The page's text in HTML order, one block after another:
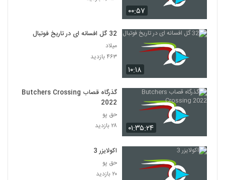
۰۰:۵۷
۱۰:۱۸
32 گل افسانه ای در تاریخ فوتبال
میلاد
۴۶۳ بازدید
۰۱:۳۵:۲۴
گذرگاه قصاب Butchers Crossing
2022
حق پو
۲۸ بازدید
اکولایزر 3
حق پو
۲۰ بازدید